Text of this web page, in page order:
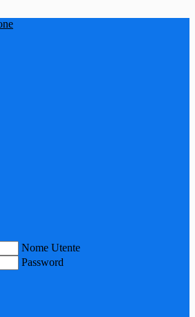
Nome Utente
Password